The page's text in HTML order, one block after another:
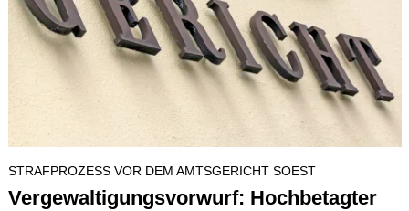
STRAFPROZESS VOR DEM AMTSGERICHT SOEST
Vergewaltigungsvorwurf: Hochbetagter